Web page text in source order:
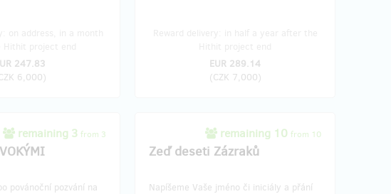
247.83
6,000)
EUR 289.14
(CZK 7,000)
remaining 3 from 3
povánoční pozvání na
remaining 10 from 10
Zeď deseti Zázraků
Napíšeme Vaše jméno či iniciály a přání